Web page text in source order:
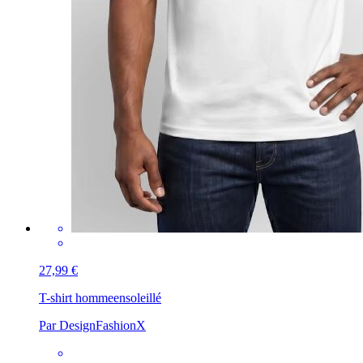
27,99 €
T-shirt hommeensoleillé
Par DesignFashionX